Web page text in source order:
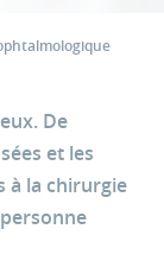
De
et les
à la chirurgie